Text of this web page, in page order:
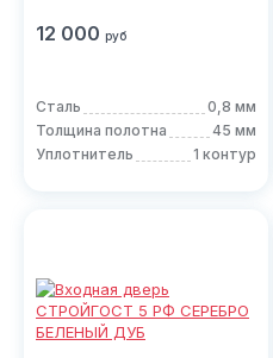
12 000 руб
Сталь
0,8 мм
Толщина полотна
45 мм
Уплотнитель
1 контур